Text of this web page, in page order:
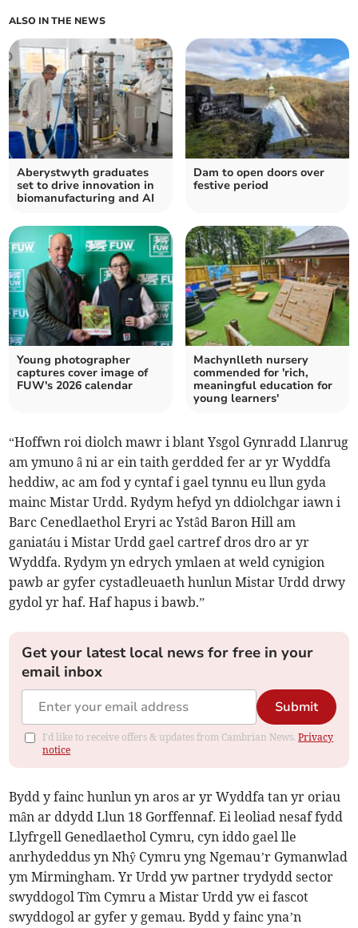
ALSO IN THE NEWS
Aberystwyth graduates
set to drive innovation in
biomanufacturing and AI
Dam to open doors over
festive period
Young photographer
captures cover image of
FUW's 2026 calendar
Machynlleth nursery
commended for 'rich,
meaningful education for
young learners'
“Hoffwn roi diolch mawr i blant Ysgol Gynradd Llanrug
am ymuno â ni ar ein taith gerdded fer ar yr Wyddfa
heddiw, ac am fod y cyntaf i gael tynnu eu llun gyda
mainc Mistar Urdd. Rydym hefyd yn ddiolchgar iawn i
Barc Cenedlaethol Eryri ac Ystâd Baron Hill am
ganiatáu i Mistar Urdd gael cartref dros dro ar yr
Wyddfa. Rydym yn edrych ymlaen at weld cynigion
pawb ar gyfer cystadleuaeth hunlun Mistar Urdd drwy
gydol yr haf. Haf hapus i bawb.”
Get your latest local news for free in your
email inbox
Submit
I'd like to receive offers & updates from Cambrian News.Privacy
notice
Bydd y fainc hunlun yn aros ar yr Wyddfa tan yr oriau
mân ar ddydd Llun 18 Gorffennaf. Ei leoliad nesaf fydd
Llyfrgell Genedlaethol Cymru, cyn iddo gael lle
anrhydeddus yn Nhŷ Cymru yng Ngemau’r Gymanwlad
ym Mirmingham. Yr Urdd yw partner trydydd sector
swyddogol Tîm Cymru a Mistar Urdd yw ei fascot
swyddogol ar gyfer y gemau. Bydd y fainc yna’n